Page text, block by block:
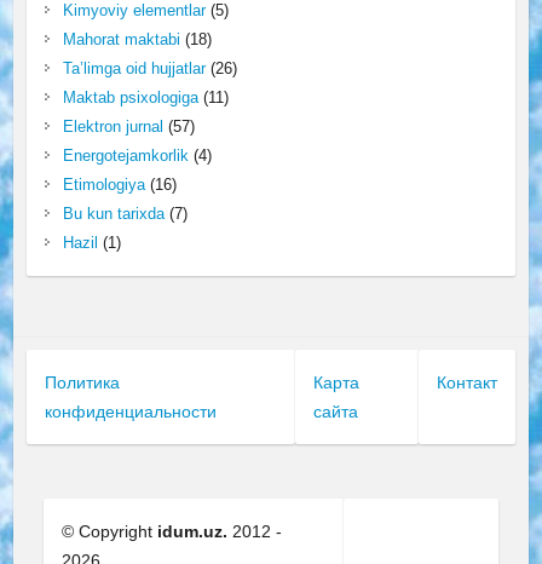
Kimyoviy elementlar(5)
Mahorat maktabi (18)
Ta’limga oid hujjatlar(26)
Maktab psixologiga(11)
Elektron jurnal (57)
Energotejamkorlik(4)
Etimologiya(16)
Bu kun tarixda(7)
Hazil (1)
Политика
конфиденциальности
Карта
сайта
Контакт
© Copyright idum.uz. 2012 -